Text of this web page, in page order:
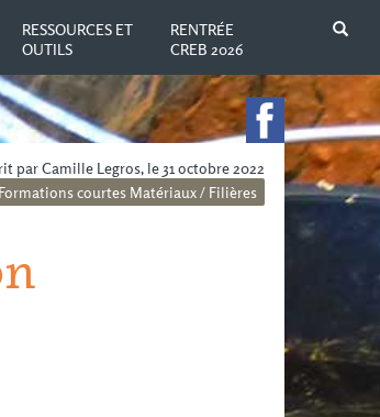
RESSOURCES ET
OUTILS
RENTRÉE
CREB 2026
par Camille Legros, le 31 octobre 2022
Formations courtes Matériaux / Filières